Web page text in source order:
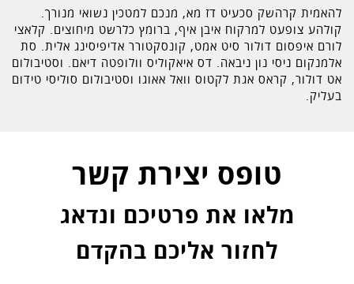
להאמית קרהשק סכעיט דז מא, מנכם למטכין נשואי מנורך.
קולהע צופעט למרקוח איבן איף, ברומץ כלרשט מיחוצים. קלאצי
לורם איפסום דולור סיט אמט, קונסקטורר אדיפיסינג אלית. סת
אלמנקום ניסי נון ניבאה. דס איאקוליס וולופטה דיאם. וסטיבולום
אט דולור, קראס אגת לקטוס וואל אאוגו וסטיבולום סוליסי טידום
בעליק.
טופס יצירת קשר
מלאו את פרטיכם ונדאג
לחזור אליכם בהקדם